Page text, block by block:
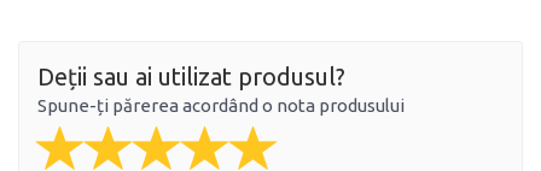
Deții sau ai utilizat produsul?
Spune-ți părerea acordând o nota produsului